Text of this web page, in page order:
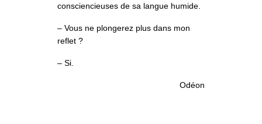
consciencieuses de sa langue humide.
– Vous ne plongerez plus dans mon
reflet ?
– Si.
Odéon